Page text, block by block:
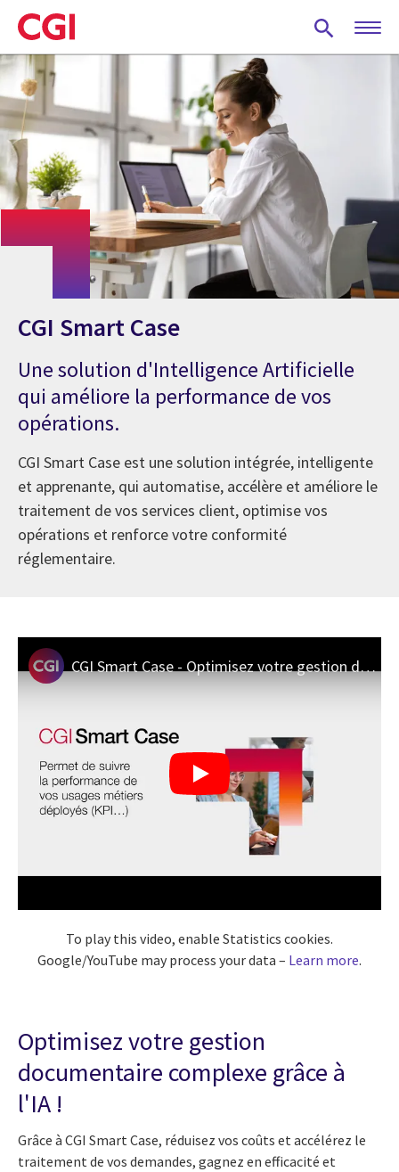
Skip
to
main
content
CGI Smart Case
Une solution d'Intelligence Artificielle
qui améliore la performance de vos
opérations.
CGI Smart Case est une solution intégrée, intelligente
et apprenante, qui automatise, accélère et améliore le
traitement de vos services client, optimise vos
opérations et renforce votre conformité
réglementaire.
Optimisez votre gestion
documentaire complexe grâce à
l'IA !
Grâce à CGI Smart Case, réduisez vos coûts et accélérez le
traitement de vos demandes, gagnez en efficacité et
CGI Smart Case - Optimisez votre gestion documentaire complexe
To play this video, enable Statistics cookies.
Google/YouTube may process your data – Learn more.